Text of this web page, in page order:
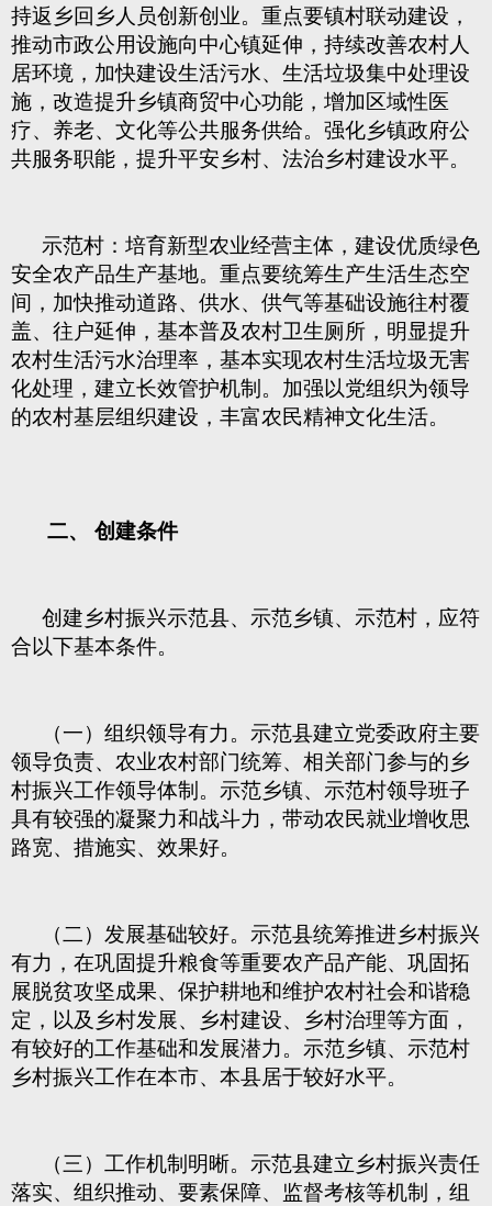
持返乡回乡人员创新创业。重点要镇村联动建设，
推动市政公用设施向中心镇延伸，持续改善农村人
居环境，加快建设生活污水、生活垃圾集中处理设
施，改造提升乡镇商贸中心功能，增加区域性医
疗、养老、文化等公共服务供给。强化乡镇政府公
共服务职能，提升平安乡村、法治乡村建设水平。
示范村：培育新型农业经营主体，建设优质绿色
安全农产品生产基地。重点要统筹生产生活生态空
间，加快推动道路、供水、供气等基础设施往村覆
盖、往户延伸，基本普及农村卫生厕所，明显提升
农村生活污水治理率，基本实现农村生活垃圾无害
化处理，建立长效管护机制。加强以党组织为领导
的农村基层组织建设，丰富农民精神文化生活。
二、 创建条件
创建乡村振兴示范县、示范乡镇、示范村，应符
合以下基本条件。
（一）组织领导有力。示范县建立党委政府主要
领导负责、农业农村部门统筹、相关部门参与的乡
村振兴工作领导体制。示范乡镇、示范村领导班子
具有较强的凝聚力和战斗力，带动农民就业增收思
路宽、措施实、效果好。
（二）发展基础较好。示范县统筹推进乡村振兴
有力，在巩固提升粮食等重要农产品产能、巩固拓
展脱贫攻坚成果、保护耕地和维护农村社会和谐稳
定，以及乡村发展、乡村建设、乡村治理等方面，
有较好的工作基础和发展潜力。示范乡镇、示范村
乡村振兴工作在本市、本县居于较好水平。
（三）工作机制明晰。示范县建立乡村振兴责任
落实、组织推动、要素保障、监督考核等机制，组